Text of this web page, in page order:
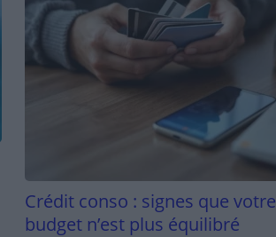
Crédit conso : signes que votre
budget n’est plus équilibré